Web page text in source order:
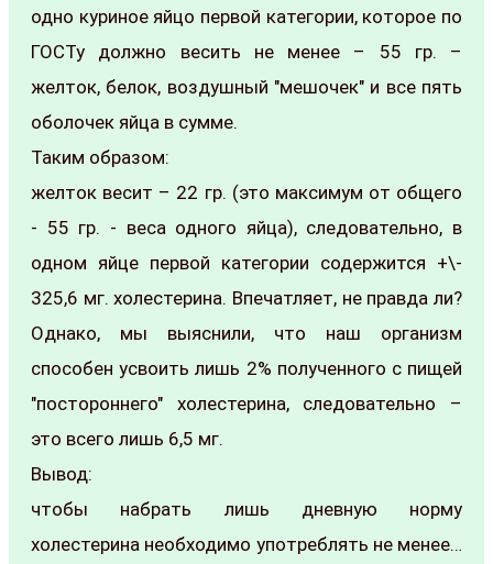
одно куриное яйцо первой категории, которое по
ГОСТу должно весить не менее – 55 гр. –
желток, белок, воздушный "мешочек" и все пять
оболочек яйца в сумме.
Таким образом:
желток весит – 22 гр. (это максимум от общего
- 55 гр. - веса одного яйца), следовательно, в
одном яйце первой категории содержится +\-
325,6 мг. холестерина. Впечатляет, не правда ли?
Однако, мы выяснили, что наш организм
способен усвоить лишь 2% полученного с пищей
"постороннего" холестерина, следовательно –
это всего лишь 6,5 мг.
Вывод:
чтобы набрать лишь дневную норму
холестерина необходимо употреблять не менее…